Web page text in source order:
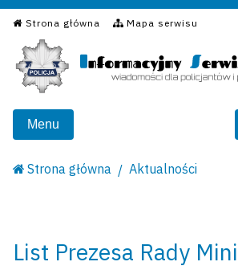
Strona główna Mapa serwisu
Informacyjny
Menu
Strona główna Aktualności
List Prezesa Rady